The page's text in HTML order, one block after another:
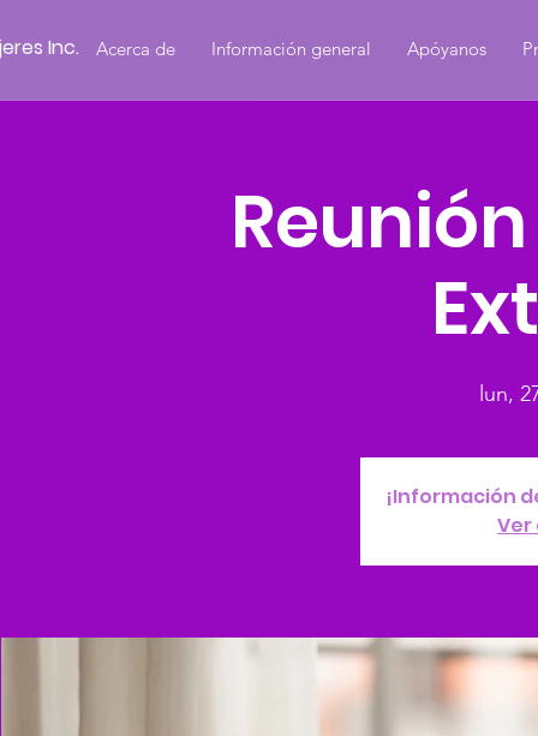
Acerca de Información general Apóyanos
Inc.
lun,
¡Información